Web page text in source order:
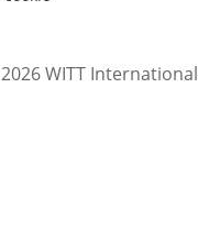
WITT International